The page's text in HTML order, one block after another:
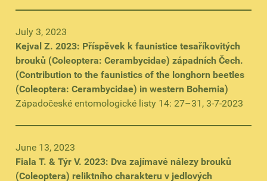
July 3, 2023
Kejval Z. 2023: Příspěvek k faunistice tesaříkovitých
brouků (Coleoptera: Cerambycidae) západních Čech.
(Contribution to the faunistics of the longhorn beetles
(Coleoptera: Cerambycidae) in western Bohemia)
Západočeské entomologické listy 14: 27–31, 3-7-2023
June 13, 2023
Fiala T. & Týr V. 2023: Dva zajímavé nálezy brouků
(Coleoptera) reliktního charakteru v jedlových